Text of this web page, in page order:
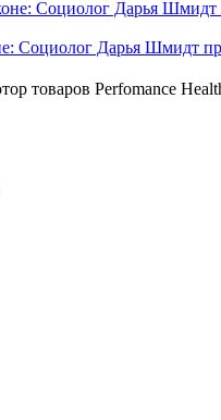
Социолог Дарья Шмидт
товаров Perfomance